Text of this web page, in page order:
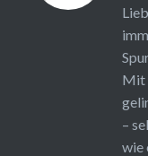
Mit
–
wie